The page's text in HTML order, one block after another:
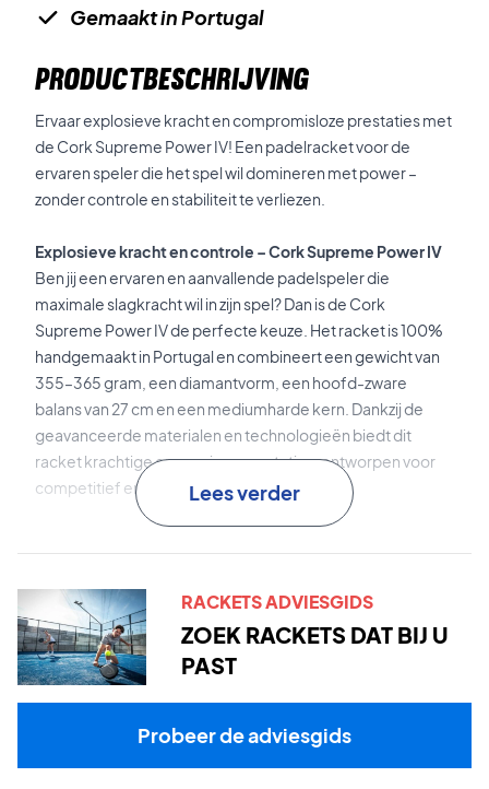
Gemaakt in Portugal
PRODUCTBESCHRIJVING
Ervaar explosieve kracht en compromisloze prestaties met
de Cork Supreme Power IV! Een padelracket voor de
ervaren speler die het spel wil domineren met power –
zonder controle en stabiliteit te verliezen.
Explosieve kracht en controle – Cork Supreme Power IV
Ben jij een ervaren en aanvallende padelspeler die
maximale slagkracht wil in zijn spel? Dan is de Cork
Supreme Power IV de perfecte keuze. Het racket is 100%
handgemaakt in Portugal en combineert een gewicht van
355–365 gram, een diamantvorm, een hoofd-zware
balans van 27 cm en een mediumharde kern. Dankzij de
geavanceerde materialen en technologieën biedt dit
racket krachtige en precieze prestaties, ontworpen voor
competitief en professioneel spel.
explosieve kracht in combinatie met gecontroleerde
balafslag.
Cork Bioshieldvermindert trillingen aanzienlijk en verhoogt
vriendelijker is voor arm en schouder – zelfs bij harde
Lees verder
RACKETS ADVIESGIDS
ZOEK RACKETS DAT BIJ U
PAST
Probeer de adviesgids